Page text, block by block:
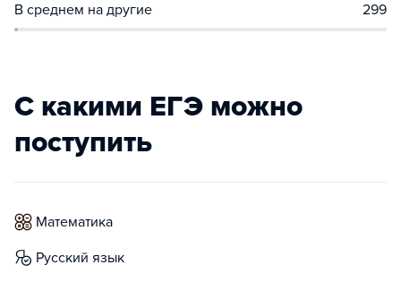
В среднем на другие 299
С какими ЕГЭ можно
поступить
математика
русский язык